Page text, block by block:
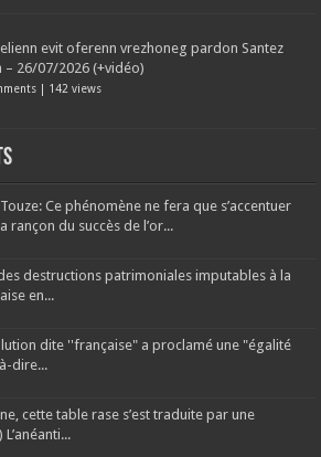
evit oferenn vrezhoneg pardon Santez
– 26/07/2026 (+vidéo)
142 views
Touze: Ce phénomène ne fera que s’accentuer
rançon du succès de l’or...
destructions patrimoniales imputables à la
en...
dite ''française" a proclamé une "égalité
dire...
cette table rase s’est traduite par une